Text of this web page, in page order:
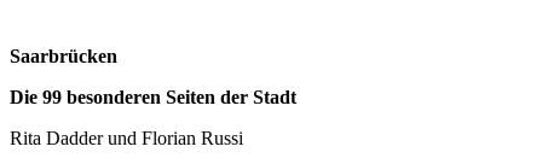
Saarbrücken
Die 99 besonderen Seiten der Stadt
Rita Dadder und Florian Russi